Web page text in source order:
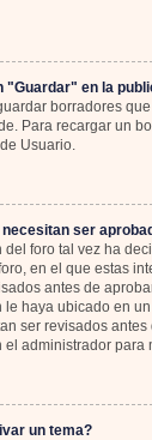
"Guardar" en la
borradores
Para recargar un
Usuario.
ser
del foro tal vez ha
en el que estas
antes de
le haya ubicado en
ser revisados
el administrador para
un tema?